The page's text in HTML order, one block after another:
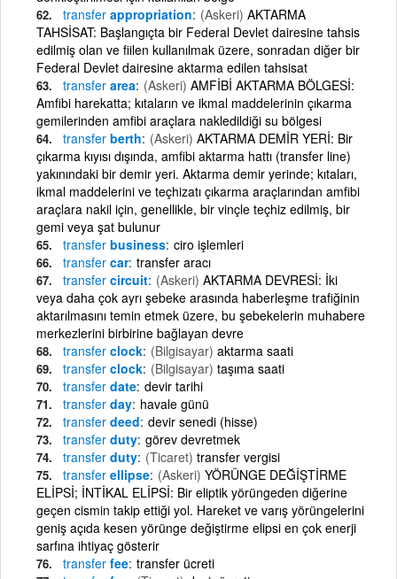
transfer appropriation (Askeri) AKTARMA
TAHSİSAT: Başlangıçta bir Federal Devlet dairesine tahsis
edilmiş olan ve fiilen kullanılmak üzere, sonradan diğer bir
Federal Devlet dairesine aktarma edilen tahsisat
transfer area (Askeri) AMFİBİ AKTARMA BÖLGESİ:
Amfibi harekatta; kıtaların ve ikmal maddelerinin çıkarma
gemilerinden amfibi araçlara nakledildiği su bölgesi
transfer berth (Askeri) AKTARMA DEMİR YERİ: Bir
çıkarma kıyısı dışında, amfibi aktarma hattı (transfer line)
yakınındaki bir demir yeri. Aktarma demir yerinde; kıtaları,
ikmal maddelerini ve teçhizatı çıkarma araçlarından amfibi
araçlara nakil için, genellikle, bir vinçle teçhiz edilmiş, bir
gemi veya şat bulunur
transfer business ciro işlemleri
transfer car transfer aracı
transfer circuit (Askeri) AKTARMA DEVRESİ: İki
veya daha çok ayrı şebeke arasında haberleşme trafiğinin
aktarılmasını temin etmek üzere, bu şebekelerin muhabere
merkezlerini birbirine bağlayan devre
transfer clock (Bilgisayar) aktarma saati
transfer clock (Bilgisayar) taşıma saati
transfer date devir tarihi
transfer day havale günü
transfer deed devir senedi (hisse)
transfer duty görev devretmek
transfer duty (Ticaret) transfer vergisi
transfer ellipse (Askeri) YÖRÜNGE DEĞİŞTİRME
ELİPSİ; İNTİKAL ELİPSİ: Bir eliptik yörüngeden diğerine
geçen cismin takip ettiği yol. Hareket ve varış yörüngelerini
geniş açıda kesen yörünge değiştirme elipsi en çok enerji
sarfına ihtiyaç gösterir
transfer fee transfer ücreti